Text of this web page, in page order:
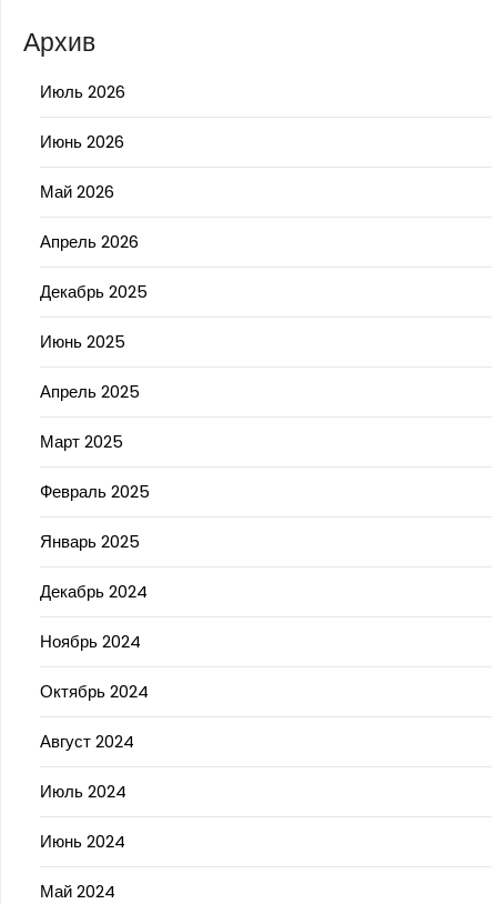
Архив
Июль 2026
Июнь 2026
Май 2026
Апрель 2026
Декабрь 2025
Июнь 2025
Апрель 2025
Март 2025
Февраль 2025
Январь 2025
Декабрь 2024
Ноябрь 2024
Октябрь 2024
Август 2024
Июль 2024
Июнь 2024
Май 2024